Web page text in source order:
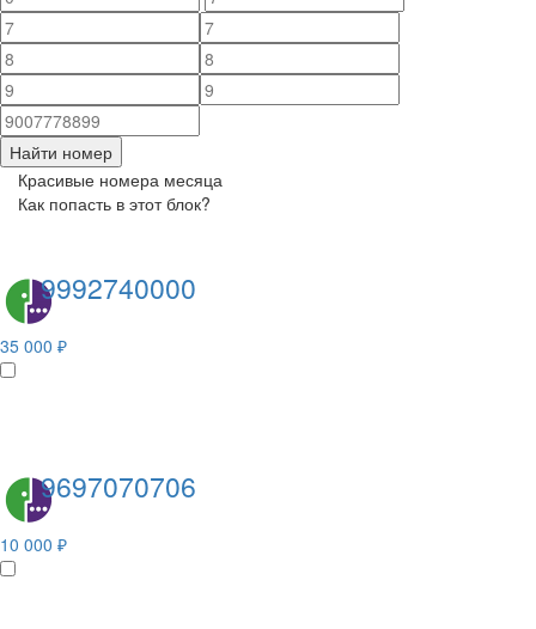
Найти номер
Красивые номера месяца
Как попасть в этот блок?
9992740000
35 000 ₽
9697070706
10 000 ₽